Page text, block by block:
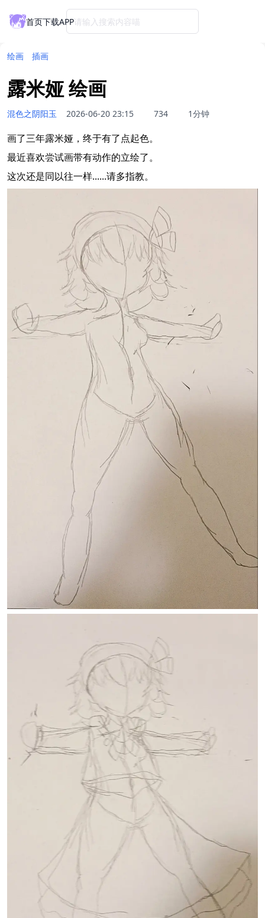
首页下载APP请输入搜索内容喵
绘画 插画
露米娅 绘画
混色之阴阳玉 2026-06-20 23:15 734 1分钟
画了三年露米娅，终于有了点起色。
最近喜欢尝试画带有动作的立绘了。
这次还是同以往一样......请多指教。